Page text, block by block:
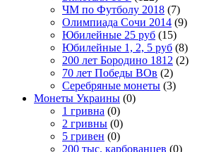
ЧМ по Футболу 2018 (7)
Олимпиада Сочи 2014 (9)
Юбилейные 25 руб (15)
Юбилейные 1, 2, 5 руб (8)
200 лет Бородино 1812 (2)
70 лет Победы ВОв (2)
Серебряные монеты (3)
Монеты Украины (0)
1 гривна (0)
2 гривны (0)
5 гривен (0)
200 тыс. карбованцев (0)